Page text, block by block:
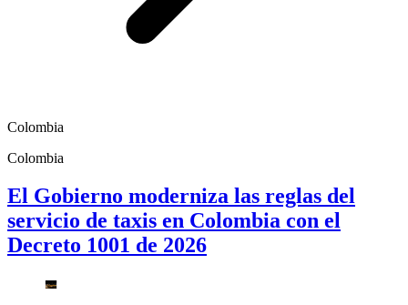
Colombia
Colombia
El Gobierno moderniza las reglas del
servicio de taxis en Colombia con el
Decreto 1001 de 2026